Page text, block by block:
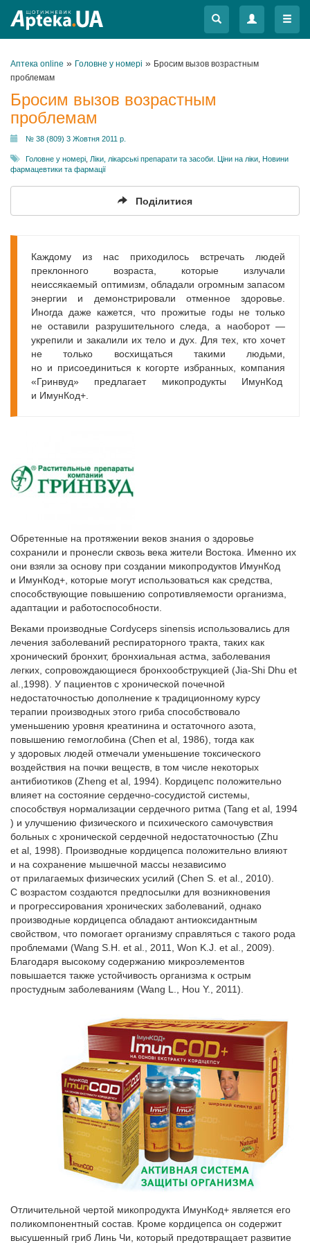
Меню
Меню
Аптека online » Головне у номері » Бросим вызов возрастным
проблемам
Бросим вызов возрастным
проблемам
№ 38 (809) 3 Жовтня 2011 р.
Головне у номері Ліки, лікарські препарати та засоби. Ціни на ліки Новини
фармацевтики та фармації
Поділитися
Каждому из нас приходилось встречать людей
преклонного возраста, которые излучали
неиссякаемый оптимизм, обладали огромным запасом
энергии и демонстрировали отменное здоровье.
Иногда даже кажется, что прожитые годы не только
не оставили разрушительного следа, а наоборот —
укрепили и закалили их тело и дух. Для тех, кто хочет
не только восхищаться такими людьми,
но и присоединиться к когорте избранных, компания
«Гринвуд» предлагает микопродукты ИмунКод
и ИмунКод+.
Обретенные на протяжении веков знания о здоровье
сохранили и пронесли сквозь века жители Востока. Именно их
они взяли за основу при создании микопродуктов ИмунКод
и ИмунКод+, которые могут использоваться как средства,
способствующие повышению сопротивляемости организма,
адаптации и работоспособности.
Веками производные Cordyceps sinensis использовались для
лечения заболеваний респираторного тракта, таких как
хронический бронхит, бронхиальная астма, заболевания
легких, сопровождающиеся бронхообструкцией (Jia-Shi Dhu et
al.,1998). У пациентов с хронической почечной
недостаточностью дополнение к традиционному курсу
терапии производных этого гриба способствовало
уменьшению уровня креатинина и остаточного азота,
повышению гемоглобина (Chen et al, 1986), тогда как
у здоровых людей отмечали уменьшение токсического
воздействия на почки веществ, в том числе некоторых
антибиотиков (Zheng et al, 1994). Кордицепс положительно
влияет на состояние сердечно-сосудистой системы,
способствуя нормализации сердечного ритма (Tang et al, 1994
) и улучшению физического и психического самочувствия
больных с хронической сердечной недостаточностью (Zhu
et al, 1998). Производные кордицепса положительно влияют
и на сохранение мышечной массы независимо
от прилагаемых физических усилий (Chen S. et al., 2010).
С возрастом создаются предпосылки для возникновения
и прогрессирования хронических заболеваний, однако
производные кордицепса обладают антиоксидантным
свойством, что помогает организму справляться с такого рода
проблемами (Wang S.H. et al., 2011, Won K.J. et al., 2009).
Благодаря высокому содержанию микроэлементов
повышается также устойчивость организма к острым
простудным заболеваниям (Wang L., Hou Y., 2011).
Отличительной чертой микопродукта ИмунКод+ является его
поликомпонентный состав. Кроме кордицепса он содержит
высушенный гриб Линь Чи, который предотвращает развитие